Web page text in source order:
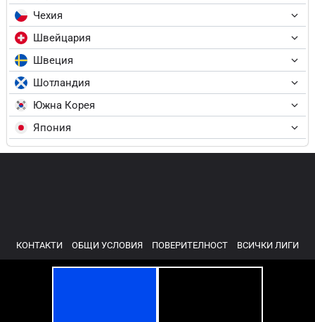
Чехия
Швейцария
Швеция
Шотландия
Южна Корея
Япония
КОНТАКТИ ОБЩИ УСЛОВИЯ ПОВЕРИТЕЛНОСТ ВСИЧКИ ЛИГИ